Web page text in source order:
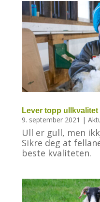
Lever topp ullkvalitet
9. september 2021 |
Ull er gull, men
Sikre deg at
beste kvaliteten.